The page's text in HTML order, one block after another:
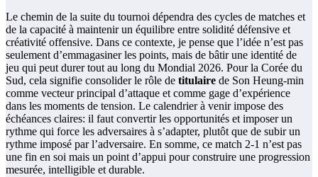
Le chemin de la suite du tournoi dépendra des cycles de matches et
de la capacité à maintenir un équilibre entre solidité défensive et
créativité offensive. Dans ce contexte, je pense que l’idée n’est pas
seulement d’emmagasiner les points, mais de bâtir une identité de
jeu qui peut durer tout au long du Mondial 2026. Pour la Corée du
Sud, cela signifie consolider le rôle de titulaire de Son Heung-min
comme vecteur principal d’attaque et comme gage d’expérience
dans les moments de tension. Le calendrier à venir impose des
échéances claires: il faut convertir les opportunités et imposer un
rythme qui force les adversaires à s’adapter, plutôt que de subir un
rythme imposé par l’adversaire. En somme, ce match 2-1 n’est pas
une fin en soi mais un point d’appui pour construire une progression
mesurée, intelligible et durable.